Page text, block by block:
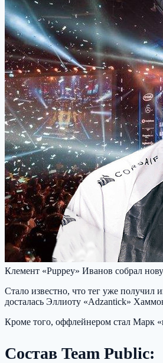
Клемент «Puppey» Иванов собрал
Стало известно, что тег уже получил
досталась Эллиоту «Adzantick»
Кроме того, оффлейнером стал Марк
Состав Team Public: